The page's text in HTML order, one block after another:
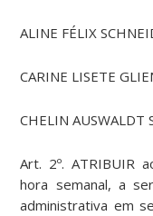
ALINE FÉLIX
CARINE LISETE
CHELIN AUSWALDT
Art. 2º. ATRIBUIR
hora semanal, a
administrativa em